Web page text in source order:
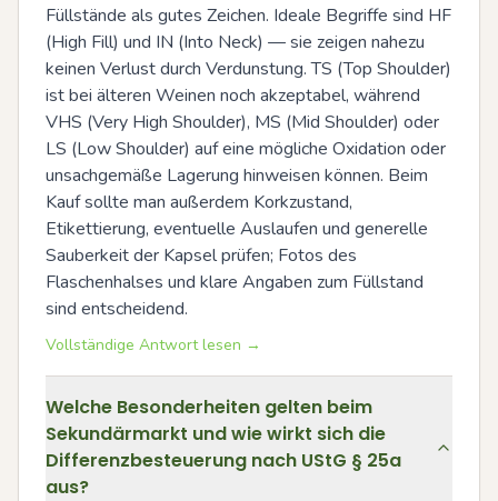
Füllstände als gutes Zeichen. Ideale Begriffe sind HF
(High Fill) und IN (Into Neck) — sie zeigen nahezu
keinen Verlust durch Verdunstung. TS (Top Shoulder)
ist bei älteren Weinen noch akzeptabel, während
VHS (Very High Shoulder), MS (Mid Shoulder) oder
LS (Low Shoulder) auf eine mögliche Oxidation oder
unsachgemäße Lagerung hinweisen können. Beim
Kauf sollte man außerdem Korkzustand,
Etikettierung, eventuelle Auslaufen und generelle
Sauberkeit der Kapsel prüfen; Fotos des
Flaschenhalses und klare Angaben zum Füllstand
sind entscheidend.
Vollständige Antwort lesen →
Welche Besonderheiten gelten beim
Sekundärmarkt und wie wirkt sich die
Differenzbesteuerung nach UStG § 25a
aus?